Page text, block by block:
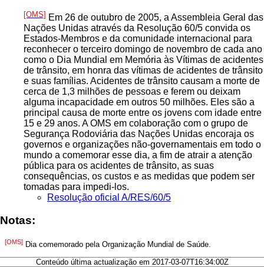
[OMS] Em 26 de outubro de 2005, a Assembleia Geral das
Nações Unidas através da Resolução 60/5 convida os
Estados-Membros e da comunidade internacional para
reconhecer o terceiro domingo de novembro de cada ano
como o Dia Mundial em Memória às Vítimas de acidentes
de trânsito, em honra das vítimas de acidentes de trânsito
e suas famílias. Acidentes de trânsito causam a morte de
cerca de 1,3 milhões de pessoas e ferem ou deixam
alguma incapacidade em outros 50 milhões. Eles são a
principal causa de morte entre os jovens com idade entre
15 e 29 anos. A OMS em colaboração com o grupo de
Segurança Rodoviária das Nações Unidas encoraja os
governos e organizações não-governamentais em todo o
mundo a comemorar esse dia, a fim de atrair a atenção
pública para os acidentes de trânsito, as suas
consequências, os custos e as medidas que podem ser
tomadas para impedi-los.
Resolução oficial A/RES/60/5
Notas:
[OMS] Dia comemorado pela Organização Mundial de Saúde.
Conteúdo última actualização em 2017-03-07T16:34:00Z